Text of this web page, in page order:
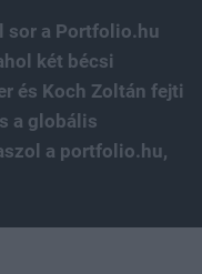
sor a Portfolio.hu
két bécsi
és Koch Zoltán fejti
a globális
a portfolio.hu,